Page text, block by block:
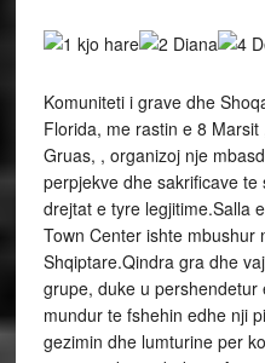
Komuniteti i grave dhe
Florida, me rastin e 8
Gruas, , organizoj nje
perpjekve dhe sakrificave
drejtat e tyre legjitime.Salla
Town Center ishte mbushur
Shqiptare.Qindra gra dhe
grupe, duke u
mundur te fshehin edhe nji
gezimin dhe lumturine per